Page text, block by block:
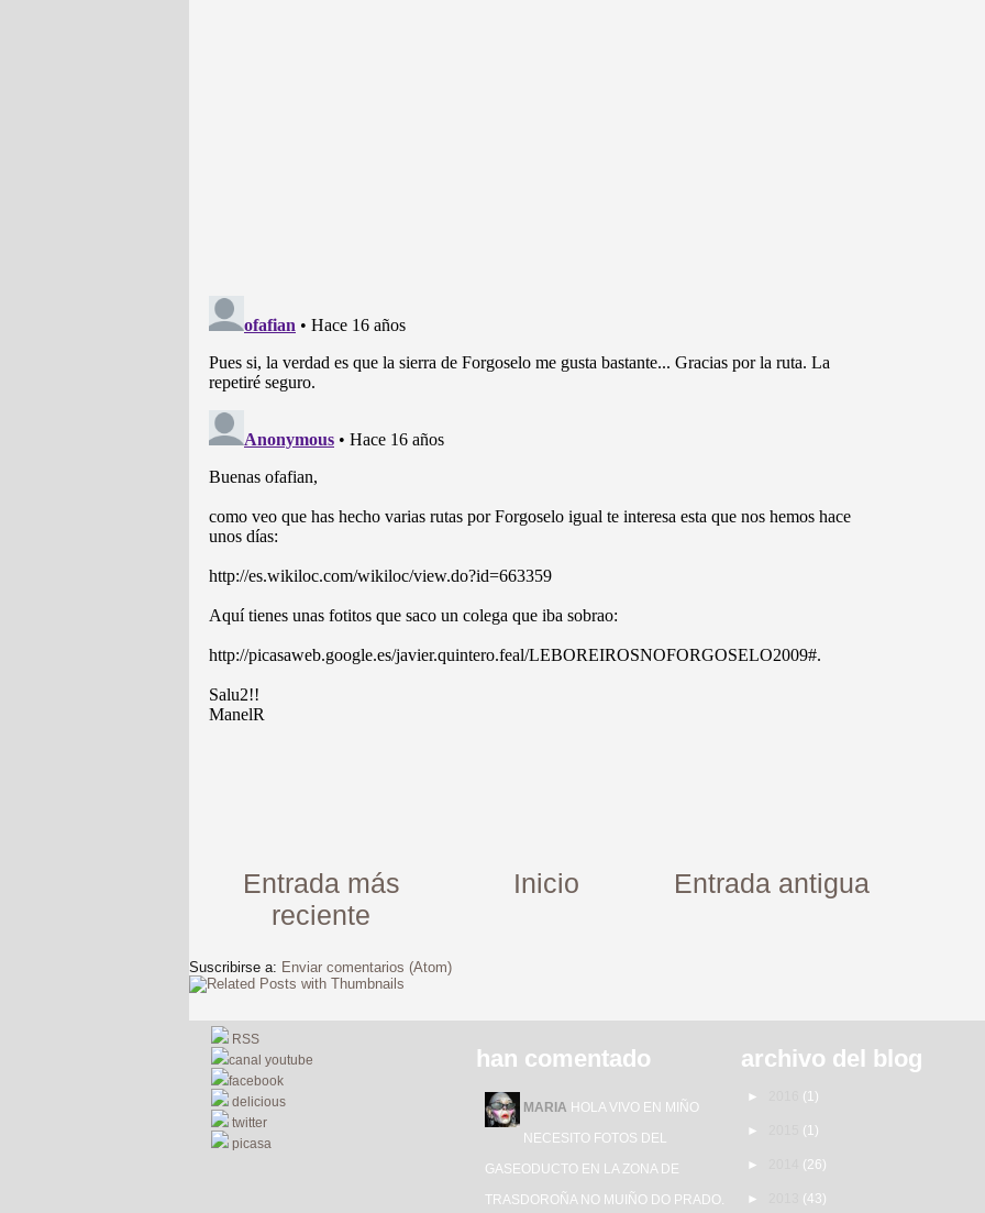
Entrada más
reciente
Entrada antigua
Inicio
Suscribirse a: Enviar comentarios (Atom)
RSS
canal youtube
facebook
delicious
twitter
picasa
han comentado
MARIA HOLA VIVO EN MIÑO
NECESITO FOTOS DEL
GASEODUCTO EN LA ZONA DE
TRASDOROÑA NO MUIÑO DO PRADO.
archivo del blog
► (1)
► (1)
► (26)
► (43)